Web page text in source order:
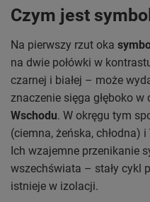
Czym jest
Na pierwszy rzut oka
na dwie połówki w
czarnej i białej – może
znaczenie sięga głęboko
Wschodu. W okręgu tym
(ciemna, żeńska, chłodna) i
Ich wzajemne przenikanie
wszechświata – stały cykl
istnieje w izolacji.